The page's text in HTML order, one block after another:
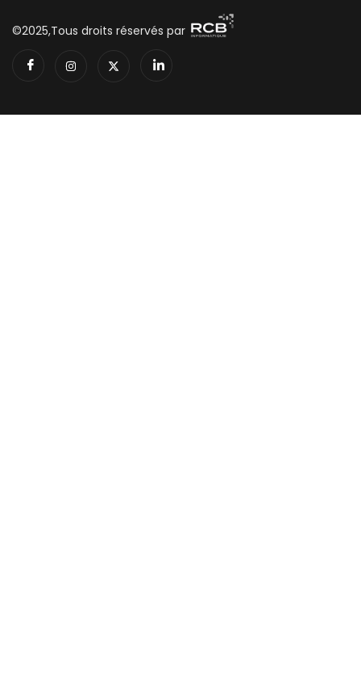
©2025,Tous droits réservés par